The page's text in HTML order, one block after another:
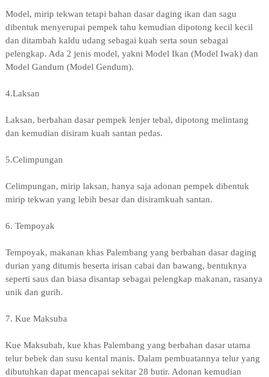
Model, mirip tekwan tetapi bahan dasar daging ikan dan sagu
dibentuk menyerupai pempek tahu kemudian dipotong kecil kecil
dan ditambah kaldu udang sebagai kuah serta soun sebagai
pelengkap. Ada 2 jenis model, yakni Model Ikan (Model Iwak) dan
Model Gandum (Model Gendum).
4.Laksan
Laksan, berbahan dasar pempek lenjer tebal, dipotong melintang
dan kemudian disiram kuah santan pedas.
5.Celimpungan
Celimpungan, mirip laksan, hanya saja adonan pempek dibentuk
mirip tekwan yang lebih besar dan disiramkuah santan.
6. Tempoyak
Tempoyak, makanan khas Palembang yang berbahan dasar daging
durian yang ditumis beserta irisan cabai dan bawang, bentuknya
seperti saus dan biasa disantap sebagai pelengkap makanan, rasanya
unik dan gurih.
7. Kue Maksuba
Kue Maksubah, kue khas Palembang yang berbahan dasar utama
telur bebek dan susu kental manis. Dalam pembuatannya telur yang
dibutuhkan dapat mencapai sekitar 28 butir. Adonan kemudian